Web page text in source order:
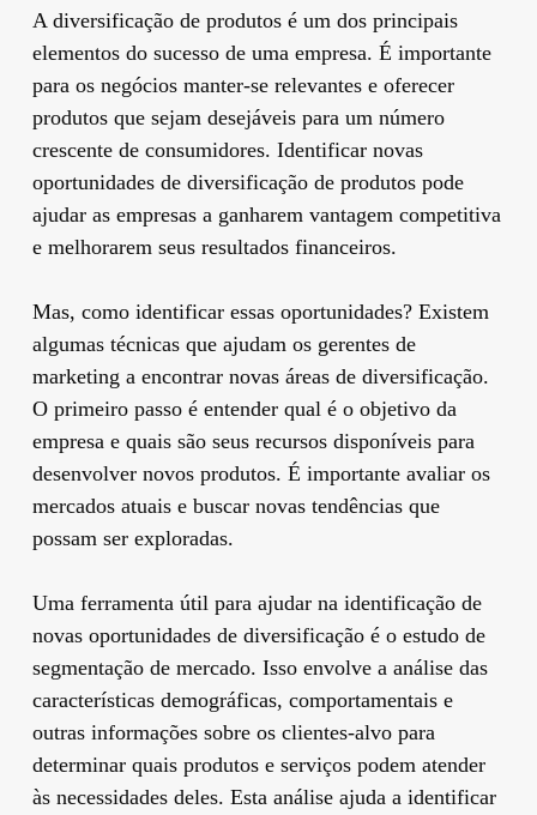
A diversificação de produtos é um dos principais
elementos do sucesso de uma empresa. É importante
para os negócios manter-se relevantes e oferecer
produtos que sejam desejáveis ​​para um número
crescente de consumidores. Identificar novas
oportunidades de diversificação de produtos pode
ajudar as empresas a ganharem vantagem competitiva
e melhorarem seus resultados financeiros.
Mas, como identificar essas oportunidades? Existem
algumas técnicas que ajudam os gerentes de
marketing a encontrar novas áreas de diversificação.
O primeiro passo é entender qual é o objetivo da
empresa e quais são seus recursos disponíveis para
desenvolver novos produtos. É importante avaliar os
mercados atuais e buscar novas tendências que
possam ser exploradas.
Uma ferramenta útil para ajudar na identificação de
novas oportunidades de diversificação é o estudo de
segmentação de mercado. Isso envolve a análise das
características demográficas, comportamentais e
outras informações sobre os clientes-alvo para
determinar quais produtos e serviços podem atender
às necessidades deles. Esta análise ajuda a identificar